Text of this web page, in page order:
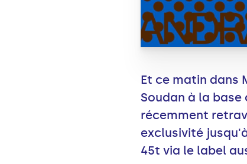
Et ce matin dans
Soudan à la
récemment
exclusivité
45t via le label